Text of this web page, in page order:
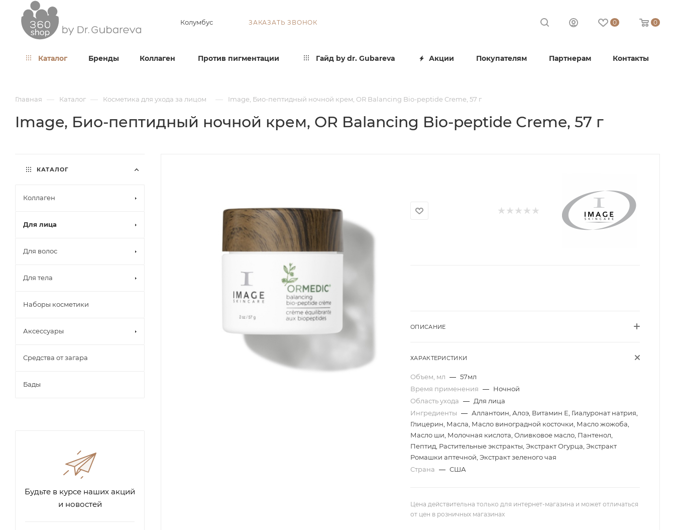
Колумбус ЗАКАЗАТЬ ЗВОНОК 0 0
Каталог Бренды Коллаген Против пигментации Гайд by dr. Gubareva Акции Покупателям Партнерам Контакты
Главная — Каталог — Косметика для ухода за лицом — Image, Био-пептидный ночной крем, OR Balancing Bio-peptide Сreme, 57 г
Image, Био-пептидный ночной крем, OR Balancing Bio-peptide Сreme, 57 г
ОПИСАНИЕ
ХАРАКТЕРИСТИКИ
Объем, мл — 57мл
Время применения — Ночной
Область ухода — Для лица
Ингредиенты — Аллантоин, Алоэ, Витамин Е, Гиалуронат натрия,
Глицерин, Масла, Масло виноградной косточки, Масло жожоба,
Масло ши, Молочная кислота, Оливковое масло, Пантенол,
Пептид, Растительные экстракты, Экстракт Огурца, Экстракт
Ромашки аптечной, Экстракт зеленого чая
Страна — США
Цена действительна только для интернет-магазина и может отличаться
от цен в розничных магазинах
КАТАЛОГ
Коллаген
Для лица
Для волос
Для тела
Наборы косметики
Аксессуары
Средства от загара
Бады
Будьте в курсе наших акций
и новостей